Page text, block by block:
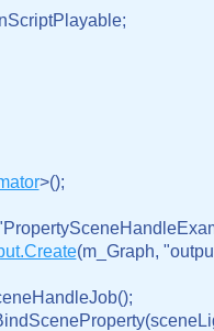
>();
(m_Graph,